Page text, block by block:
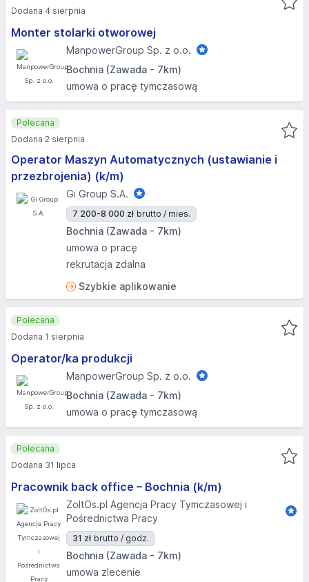
Monter stolarki otworowej
ManpowerGroup Sp. z o.o.
Bochnia (Zawada - 7km)
umowa o pracę tymczasową
Dodana 4 sierpnia
Operator Maszyn Automatycznych (ustawianie i
przezbrojenia) (k/m)
Gi Group S.A.
7 200-8 000 zł brutto / mies.
Bochnia (Zawada - 7km)
umowa o pracę
rekrutacja zdalna
Szybkie aplikowanie
Polecana
Dodana 2 sierpnia
Operator/ka produkcji
ManpowerGroup Sp. z o.o.
Bochnia (Zawada - 7km)
umowa o pracę tymczasową
Polecana
Dodana 1 sierpnia
Pracownik back office – Bochnia (k/m)
ZoltOs.pl Agencja Pracy Tymczasowej i
Pośrednictwa Pracy
31 zł brutto / godz.
Bochnia (Zawada - 7km)
umowa zlecenie
Polecana
Dodana 31 lipca